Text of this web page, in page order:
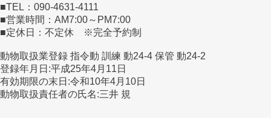
■TEL：090-4631-4111
■営業時間：AM7:00～PM7:00
■定休日：不定休 ※完全予約制
動物取扱業登録 指令動 訓練 動24-4 保管 動24-2
登録年月日:平成25年4月11日
有効期限の末日:令和10年4月10日
動物取扱責任者の氏名:三井 規